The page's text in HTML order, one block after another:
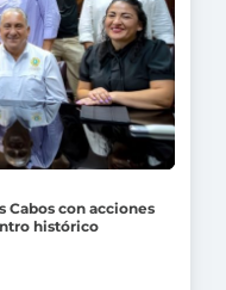
Cabos con acciones
histórico